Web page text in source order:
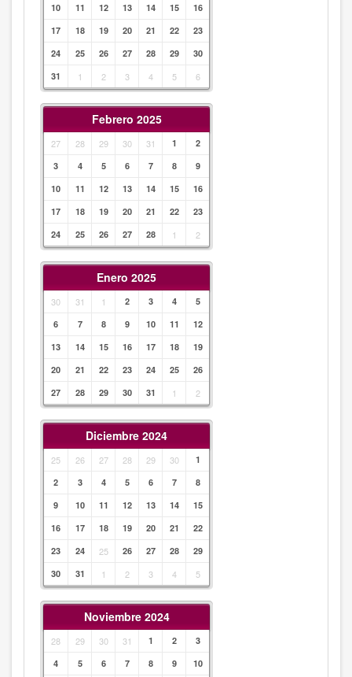
10
11 12 13 14 15
16
17
18 19 20 21 22
23
24
25 26 27 28 29
30
31
1 2 3 4 5 6
Febrero 2025
27 28 29 30 31 1
2
3
4 5 6 7 8
9
10
11 12 13 14 15
16
17
18 19 20 21 22
23
24
25 26 27 28 1 2
Enero 2025
30 31 1 2 3 4
5
6
7 8 9 10 11
12
13
14 15 16 17 18
19
20
21 22 23 24 25
26
27
28 29 30 31 1 2
Diciembre 2024
25 26 27 28 29 30
1
2
3 4 5 6 7
8
9
10 11 12 13 14
15
16
17 18 19 20 21
22
23
24 25 26 27 28
29
30
31 1 2 3 4 5
Noviembre 2024
28 29 30 31 1 2
3
4
5 6 7 8 9
10